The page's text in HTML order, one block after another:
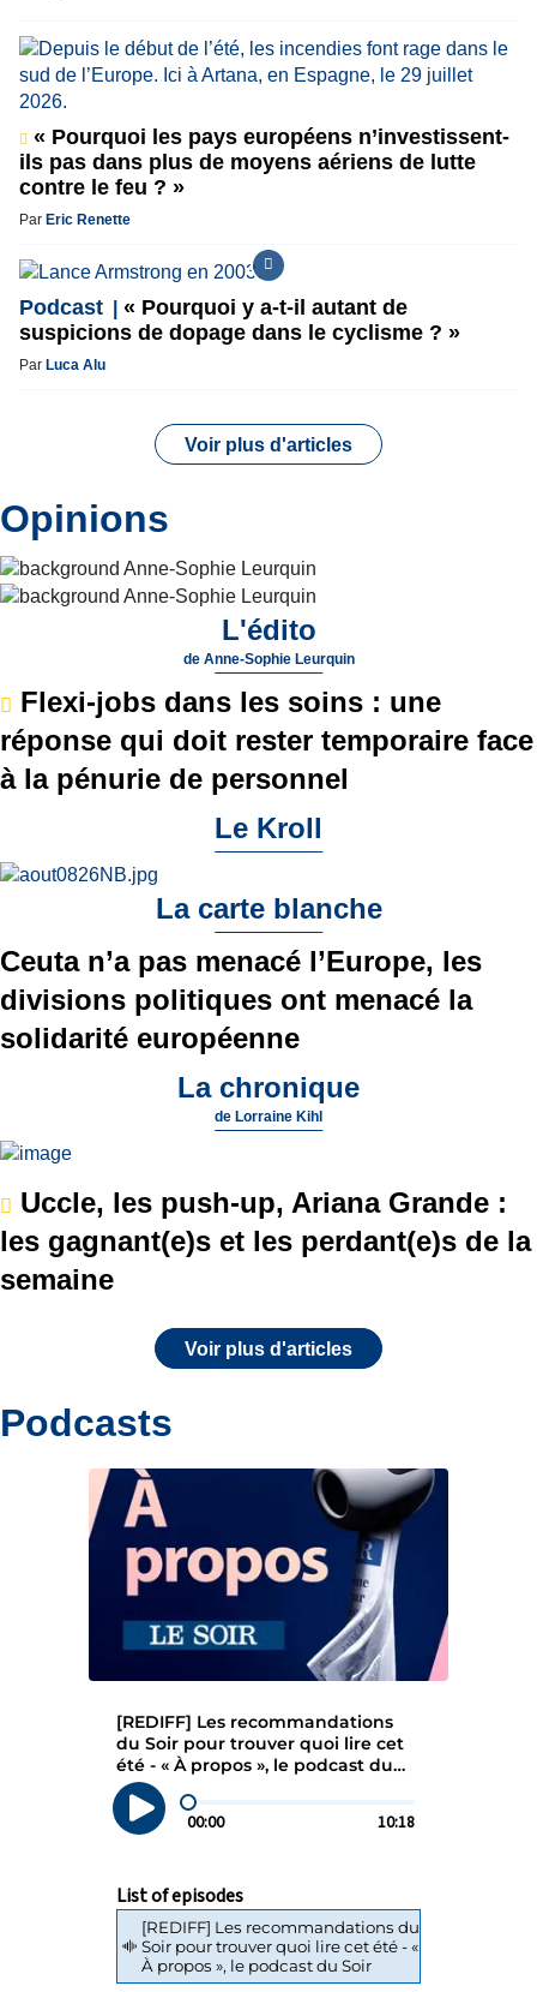
« Pourquoi les pays européens n’investissent-
ils pas dans plus de moyens aériens de lutte
contre le feu ? »
Par Eric Renette
Podcast
« Pourquoi y a-t-il autant de
suspicions de dopage dans le cyclisme ? »
Par Luca Alu
Voir plus d'articles
Opinions
L'édito
de Anne-Sophie Leurquin
Flexi-jobs dans les soins : une
réponse qui doit rester temporaire face
à la pénurie de personnel
Le Kroll
La carte blanche
Ceuta n’a pas menacé l’Europe, les
divisions politiques ont menacé la
solidarité européenne
La chronique
de Lorraine Kihl
Uccle, les push-up, Ariana Grande :
les gagnant(e)s et les perdant(e)s de la
semaine
Voir plus d'articles
Podcasts